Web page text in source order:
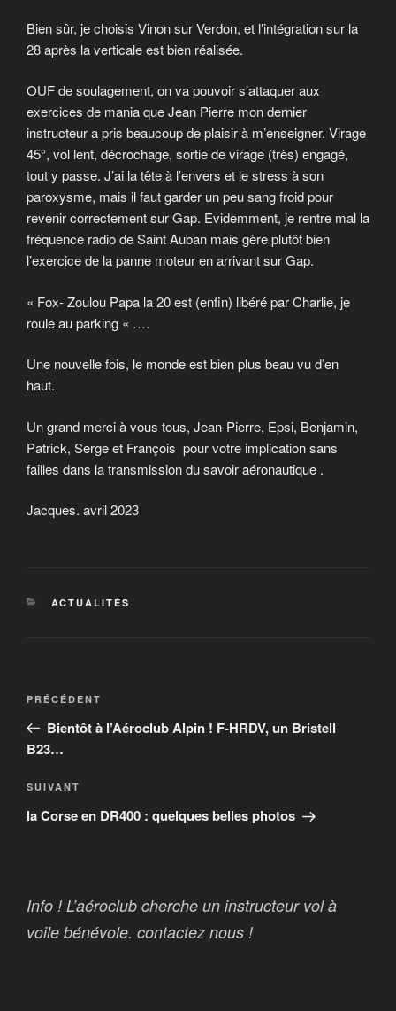
Bien sûr, je choisis Vinon sur Verdon, et l’intégration sur la
28 après la verticale est bien réalisée.
OUF de soulagement, on va pouvoir s’attaquer aux
exercices de mania que Jean Pierre mon dernier
instructeur a pris beaucoup de plaisir à m’enseigner. Virage
45°, vol lent, décrochage, sortie de virage (très) engagé,
tout y passe. J’ai la tête à l’envers et le stress à son
paroxysme, mais il faut garder un peu sang froid pour
revenir correctement sur Gap. Evidemment, je rentre mal la
fréquence radio de Saint Auban mais gère plutôt bien
l’exercice de la panne moteur en arrivant sur Gap.
« Fox- Zoulou Papa la 20 est (enfin) libéré par Charlie, je
roule au parking « ….
Une nouvelle fois, le monde est bien plus beau vu d’en
haut.
Un grand merci à vous tous, Jean-Pierre, Epsi, Benjamin,
Patrick, Serge et François pour votre implication sans
failles dans la transmission du savoir aéronautique .
Jacques. avril 2023
CATÉGORIES
ACTUALITÉS
Navigation
l’article
Article
précédent
PRÉCÉDENT
Bientôt à l’Aéroclub Alpin ! F-HRDV, un Bristell
B23…
Article
suivant
SUIVANT
la Corse en DR400 : quelques belles photos
Info ! L’aéroclub cherche un instructeur vol à
voile bénévole. contactez nous !